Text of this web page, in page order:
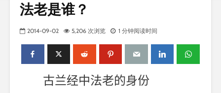
法老是谁？
2014-09-02 5,206 次浏览 1 分钟阅读时间
古兰经中法老的身份